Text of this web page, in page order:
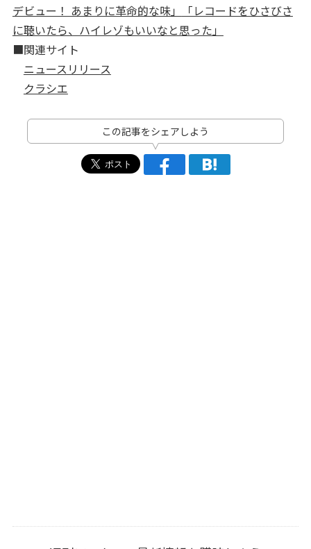
デビュー！ あまりに革命的な味」
「レコードをひさびさ
に聴いたら、ハイレゾもいいなと思った」
■関連サイト
ニュースリリース
クラシエ
この記事をシェアしよう